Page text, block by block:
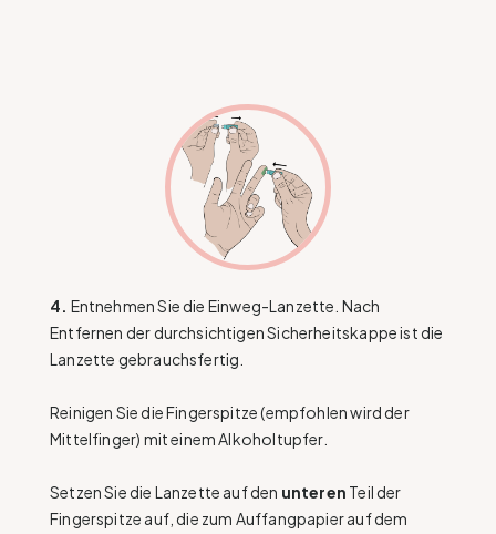
4. Entnehmen Sie die Einweg-Lanzette. Nach
Entfernen der durchsichtigen Sicherheitskappe ist die
Lanzette gebrauchsfertig.
Reinigen Sie die Fingerspitze (empfohlen wird der
Mittelfinger) mit einem Alkoholtupfer.
Setzen Sie die Lanzette auf den unteren Teil der
Fingerspitze auf, die zum Auffangpapier auf dem